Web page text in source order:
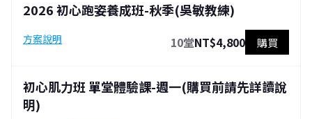
2026 初心跑姿養成班-秋季(吳敏教練)
方案說明 10堂NT$4,800 購買
初心肌力班 單堂體驗課-週一(購買前請先詳讀說
明)